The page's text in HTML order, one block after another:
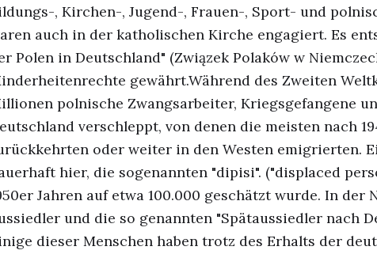
, Kirchen-, Jugend-, Frauen-, Sport- und
auch in der katholischen Kirche engagiert. Es
Polen in Deutschland" (Związek Polaków w
gewährt.Während des Zweiten
polnische Zwangsarbeiter, Kriegsgefangene
verschleppt, von denen die meisten nach
oder weiter in den Westen emigrierten.
hier, die sogenannten "dipisi". ("displaced
Jahren auf etwa 100.000 geschätzt wurde. In der
und die so genannten "Spätaussiedler nach
dieser Menschen haben trotz des Erhalts der